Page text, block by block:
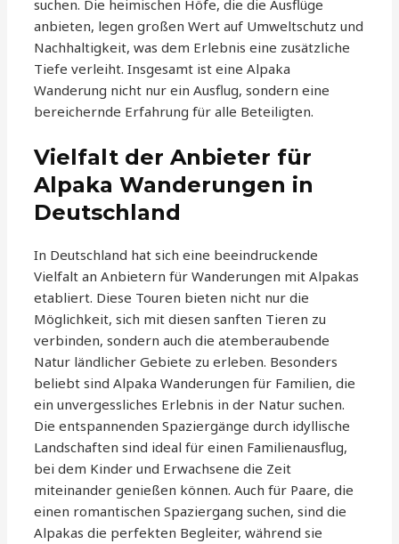
suchen. Die heimischen Höfe, die die Ausflüge
anbieten, legen großen Wert auf Umweltschutz und
Nachhaltigkeit, was dem Erlebnis eine zusätzliche
Tiefe verleiht. Insgesamt ist eine Alpaka
Wanderung nicht nur ein Ausflug, sondern eine
bereichernde Erfahrung für alle Beteiligten.
Vielfalt der Anbieter für
Alpaka Wanderungen in
Deutschland
In Deutschland hat sich eine beeindruckende
Vielfalt an Anbietern für Wanderungen mit Alpakas
etabliert. Diese Touren bieten nicht nur die
Möglichkeit, sich mit diesen sanften Tieren zu
verbinden, sondern auch die atemberaubende
Natur ländlicher Gebiete zu erleben. Besonders
beliebt sind Alpaka Wanderungen für Familien, die
ein unvergessliches Erlebnis in der Natur suchen.
Die entspannenden Spaziergänge durch idyllische
Landschaften sind ideal für einen Familienausflug,
bei dem Kinder und Erwachsene die Zeit
miteinander genießen können. Auch für Paare, die
einen romantischen Spaziergang suchen, sind die
Alpakas die perfekten Begleiter, während sie